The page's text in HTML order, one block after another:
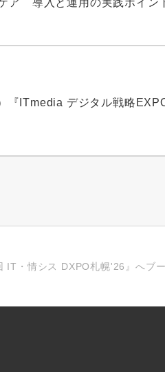
『ITmedia デジタル戦略
IT・情シス DXPO札幌'26』へブ